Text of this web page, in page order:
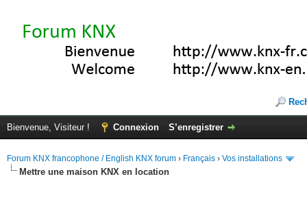
Bienvenue, Visiteur ! Connexion S’enregistrer
Forum KNX francophone / English KNX forum › Français › Vos installations
Mettre une maison KNX en location